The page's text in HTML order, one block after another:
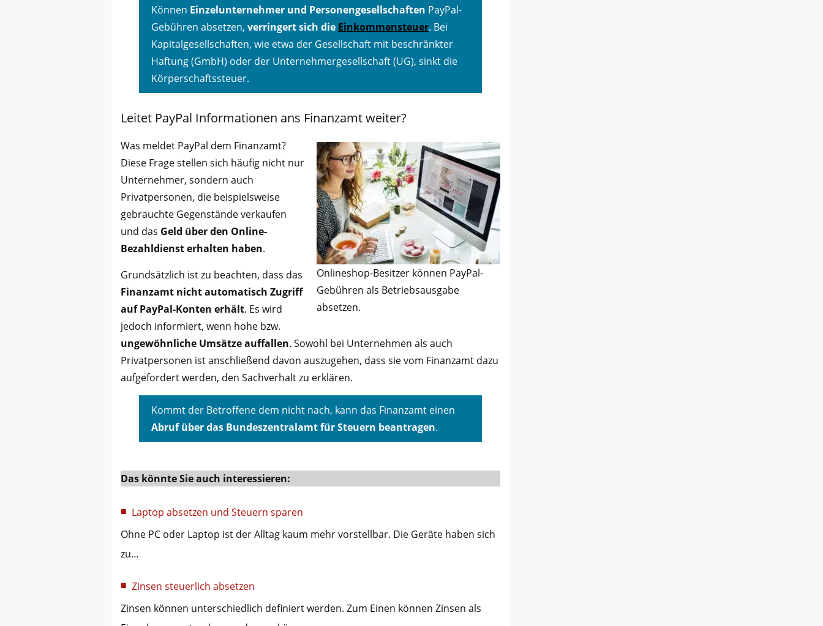
Können Einzelunternehmer und Personengesellschaften PayPal-
Gebühren absetzen, verringert sich die Einkommensteuer. Bei
Kapitalgesellschaften, wie etwa der Gesellschaft mit beschränkter
Haftung (GmbH) oder der Unternehmergesellschaft (UG), sinkt die
Körperschaftssteuer.
Leitet PayPal Informationen ans Finanzamt weiter?
Onlineshop-Besitzer können PayPal-
Gebühren als Betriebsausgabe
absetzen.
Was meldet PayPal dem Finanzamt?
Diese Frage stellen sich häufig nicht nur
Unternehmer, sondern auch
Privatpersonen, die beispielsweise
gebrauchte Gegenstände verkaufen
und das Geld über den Online-
Bezahldienst erhalten haben.
Grundsätzlich ist zu beachten, dass das
Finanzamt nicht automatisch Zugriff
auf PayPal-Konten erhält. Es wird
jedoch informiert, wenn hohe bzw.
ungewöhnliche Umsätze auffallen. Sowohl bei Unternehmen als auch
Privatpersonen ist anschließend davon auszugehen, dass sie vom Finanzamt dazu
aufgefordert werden, den Sachverhalt zu erklären.
Kommt der Betroffene dem nicht nach, kann das Finanzamt einen
Abruf über das Bundeszentralamt für Steuern beantragen.
Das könnte Sie auch interessieren:
Laptop absetzen und Steuern sparen
Ohne PC oder Laptop ist der Alltag kaum mehr vorstellbar. Die Geräte haben sich
zu…
Zinsen steuerlich absetzen
Zinsen können unterschiedlich definiert werden. Zum Einen können Zinsen als